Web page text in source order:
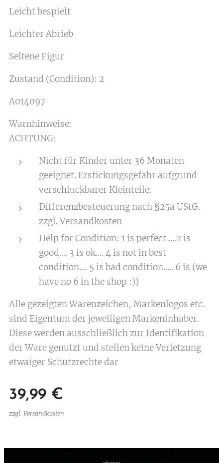
Leicht bespielt
Leichter Abrieb
Seltene Figur
Zustand (Condition): 2
A014097
Warnhinweise:
ACHTUNG:
Nicht für Kinder unter 36 Monaten
geeignet. Erstickungsgefahr aufgrund
verschluckbarer Kleinteile.
Differenzbesteuerung nach §25a UStG.
zzgl. Versandkosten
Help for Condition: 1 is perfect ....2 is
good.... 3 is ok.... 4 is not in best
condition.... 5 is bad condition..... 6 is (we
have no 6 in the shop :))
Alle gezeigten Warenzeichen, Markenlogos etc.
sind Eigentum der jeweiligen Markeninhaber.
Diese werden ausschließlich zur Identifikation
der Ware genutzt und stellen keine Verletzung
etwaiger Schutzrechte dar
39,99 €
zzgl. Versandkosten